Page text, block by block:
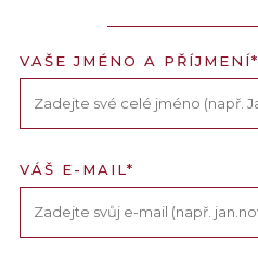
VAŠE JMÉNO A PŘÍJMENÍ*
VÁŠ E-MAIL*